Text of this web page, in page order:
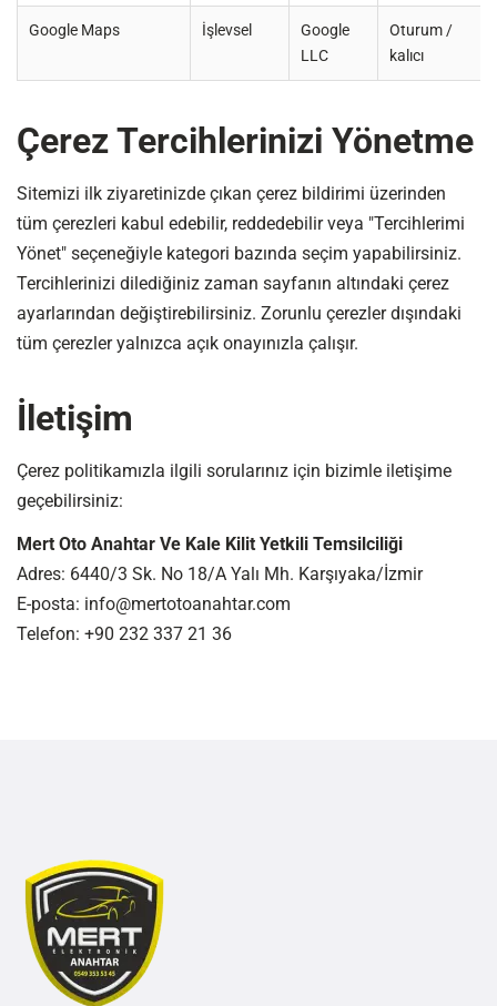
Google Maps İşlevsel
Google
LLC
Oturum /
kalıcı
Çerez Tercihlerinizi Yönetme
Sitemizi ilk ziyaretinizde çıkan çerez bildirimi üzerinden
tüm çerezleri kabul edebilir, reddedebilir veya "Tercihlerimi
Yönet" seçeneğiyle kategori bazında seçim yapabilirsiniz.
Tercihlerinizi dilediğiniz zaman sayfanın altındaki çerez
ayarlarından değiştirebilirsiniz. Zorunlu çerezler dışındaki
tüm çerezler yalnızca açık onayınızla çalışır.
İletişim
Çerez politikamızla ilgili sorularınız için bizimle iletişime
geçebilirsiniz:
Mert Oto Anahtar Ve Kale Kilit Yetkili Temsilciliği
Adres: 6440/3 Sk. No 18/A Yalı Mh. Karşıyaka/İzmir
E-posta: info@mertotoanahtar.com
Telefon: +90 232 337 21 36